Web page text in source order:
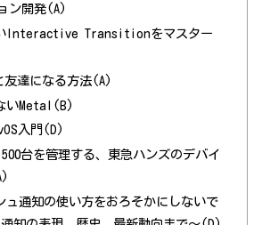
ン開発(A)
Interactive Transitionをマスター
達になる方法(A)
いMetal(B)
入門(D)
台を管理する、東急ハンズのデバイ
ュ通知の使い方をおろそかにしないで